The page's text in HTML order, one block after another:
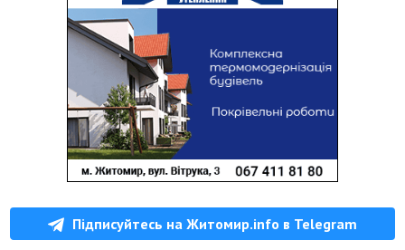
Підписуйтесь на Житомир.info в Telegram